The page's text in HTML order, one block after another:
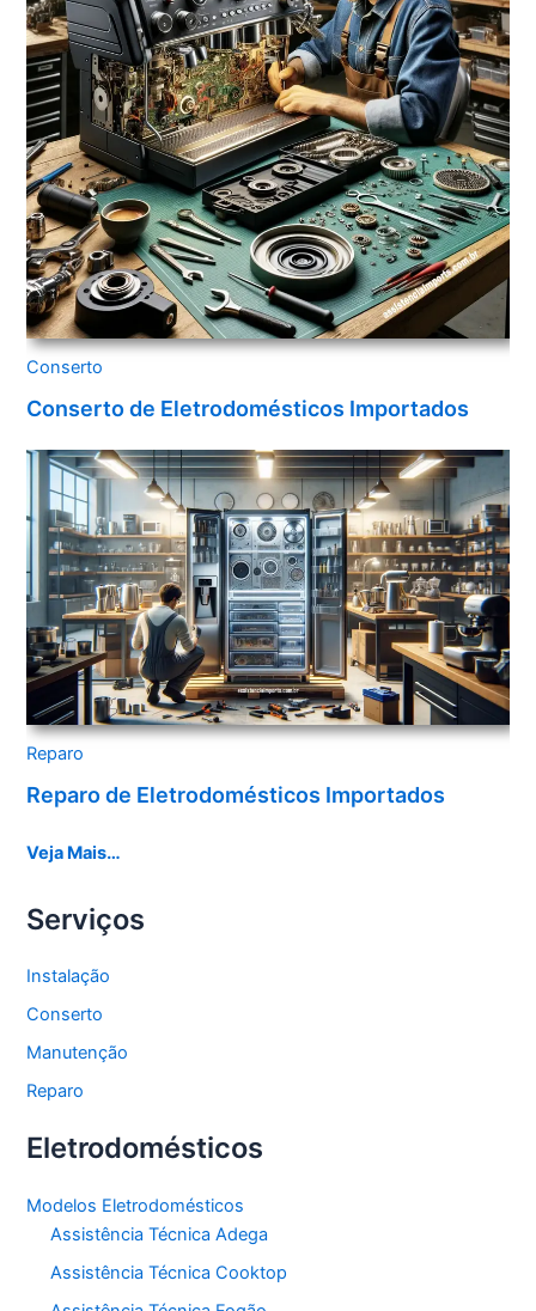
Conserto
Conserto de Eletrodomésticos Importados
Reparo
Reparo de Eletrodomésticos Importados
Veja Mais…
Serviços
Instalação
Conserto
Manutenção
Reparo
Eletrodomésticos
Modelos Eletrodomésticos
Assistência Técnica Adega
Assistência Técnica Cooktop